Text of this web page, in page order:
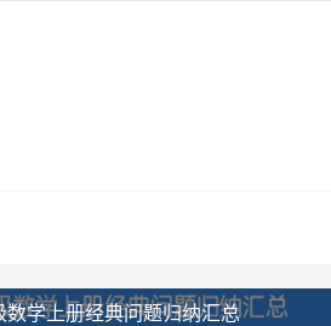
数学上册经典问题归纳汇总